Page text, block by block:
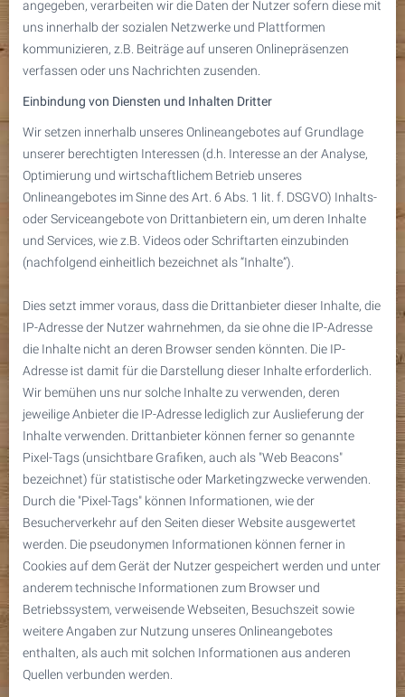
angegeben, verarbeiten wir die Daten der Nutzer sofern diese mit
uns innerhalb der sozialen Netzwerke und Plattformen
kommunizieren, z.B. Beiträge auf unseren Onlinepräsenzen
verfassen oder uns Nachrichten zusenden.
Einbindung von Diensten und Inhalten Dritter
Wir setzen innerhalb unseres Onlineangebotes auf Grundlage
unserer berechtigten Interessen (d.h. Interesse an der Analyse,
Optimierung und wirtschaftlichem Betrieb unseres
Onlineangebotes im Sinne des Art. 6 Abs. 1 lit. f. DSGVO) Inhalts-
oder Serviceangebote von Drittanbietern ein, um deren Inhalte
und Services, wie z.B. Videos oder Schriftarten einzubinden
(nachfolgend einheitlich bezeichnet als “Inhalte”).
Dies setzt immer voraus, dass die Drittanbieter dieser Inhalte, die
IP-Adresse der Nutzer wahrnehmen, da sie ohne die IP-Adresse
die Inhalte nicht an deren Browser senden könnten. Die IP-
Adresse ist damit für die Darstellung dieser Inhalte erforderlich.
Wir bemühen uns nur solche Inhalte zu verwenden, deren
jeweilige Anbieter die IP-Adresse lediglich zur Auslieferung der
Inhalte verwenden. Drittanbieter können ferner so genannte
Pixel-Tags (unsichtbare Grafiken, auch als "Web Beacons"
bezeichnet) für statistische oder Marketingzwecke verwenden.
Durch die "Pixel-Tags" können Informationen, wie der
Besucherverkehr auf den Seiten dieser Website ausgewertet
werden. Die pseudonymen Informationen können ferner in
Cookies auf dem Gerät der Nutzer gespeichert werden und unter
anderem technische Informationen zum Browser und
Betriebssystem, verweisende Webseiten, Besuchszeit sowie
weitere Angaben zur Nutzung unseres Onlineangebotes
enthalten, als auch mit solchen Informationen aus anderen
Quellen verbunden werden.